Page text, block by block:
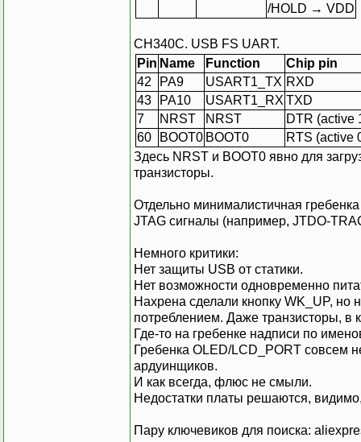
/HOLD → VDD
CH340C. USB FS UART.
Pin Name Function
Chip pin
42
PA9 USART1_TX RXD
43
PA10 USART1_RX TXD
7
NRST NRST
DTR (active
60
BOOT0 BOOT0
RTS (active
Здесь NRST и BOOT0 явно для
транзисторы.
Отдельно минималистичная
JTAG сигналы (например, JTDO-
Немного критики:
Нет защиты USB от статики.
Нет возможности одновременно
Нахрена сделали кнопку WK_UP, но
потреблением. Даже транзисторы, в
Где-то на гребенке надписи по
Гребенка OLED/LCD_PORT совсем
ардуинщиков.
И как всегда, флюс не смыли.
Недостатки платы решаются,
Пару ключевиков для поиска: